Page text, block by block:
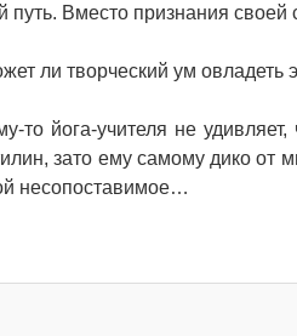
путь. Вместо признания своей
ли творческий ум овладеть
то йога-учителя не
зато ему самому дико от
несопоставимое…